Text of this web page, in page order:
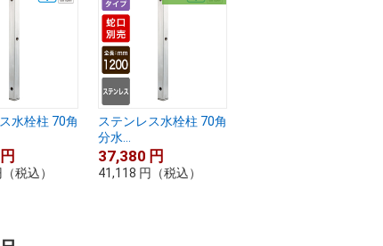
水栓柱 70角
円
（税込）
ステンレス水栓柱 70角
分水...
37,380 円
41,118 円 （税込）